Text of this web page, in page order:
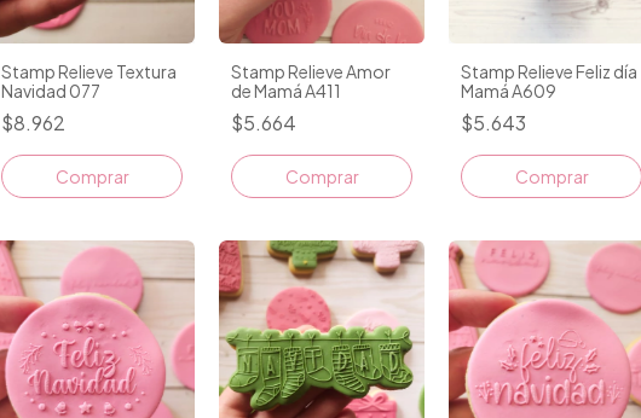
Stamp Relieve Textura
Navidad 077
$8.962
Comprar
Stamp Relieve Amor
de Mamá A411
$5.664
Stamp Relieve Feliz día
Mamá A609
$5.643